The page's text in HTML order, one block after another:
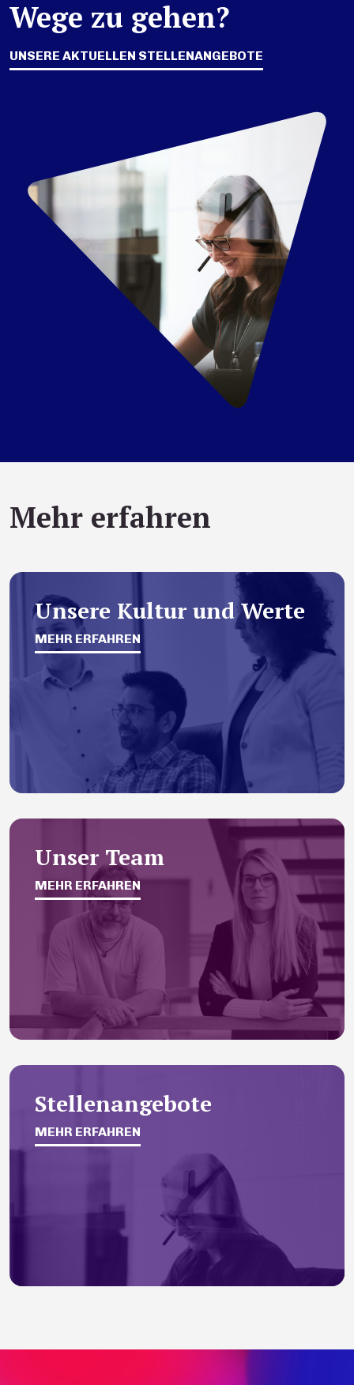
Wege zu gehen?
UNSERE AKTUELLEN STELLENANGEBOTE
Mehr erfahren
Unsere Kultur und Werte
MEHR ERFAHREN
Unser Team
MEHR ERFAHREN
Stellenangebote
MEHR ERFAHREN